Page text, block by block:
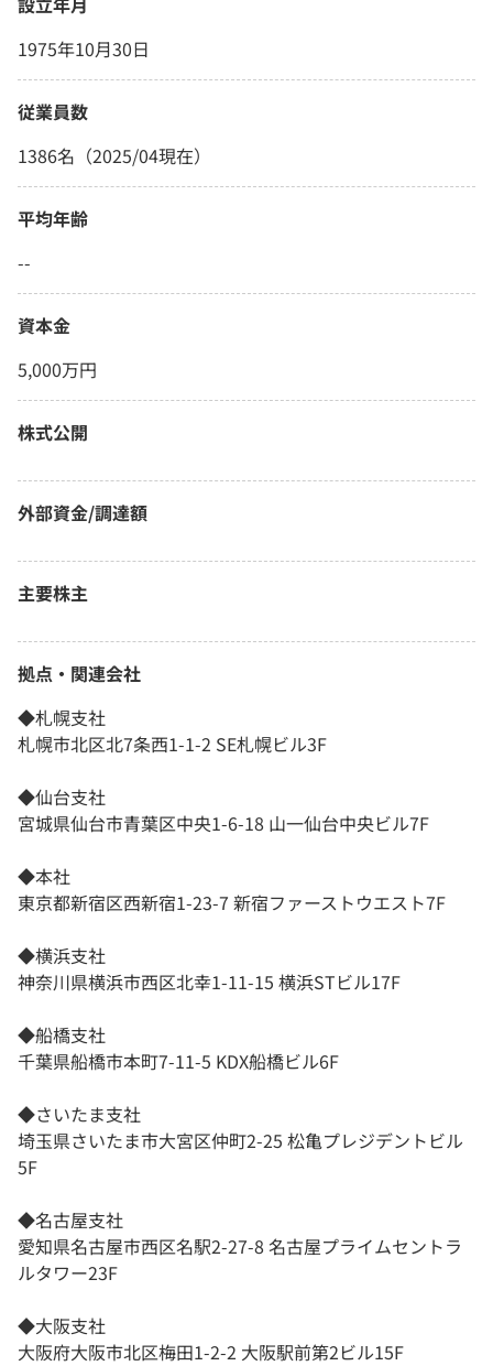
1975年10月30日
従業員数
1386名（2025/04現在）
平均年齢
--
資本金
5,000万円
株式公開
外部資金/調達額
主要株主
拠点・関連会社
◆札幌支社
札幌市北区北7条西1-1-2 SE札幌ビル3F
◆仙台支社
宮城県仙台市青葉区中央1-6-18 山一仙台中央ビル7F
◆本社
東京都新宿区西新宿1-23-7 新宿ファーストウエスト7F
◆横浜支社
神奈川県横浜市西区北幸1-11-15 横浜STビル17F
◆船橋支社
千葉県船橋市本町7-11-5 KDX船橋ビル6F
◆さいたま支社
埼玉県さいたま市大宮区仲町2-25 松亀プレジデントビル
5F
◆名古屋支社
愛知県名古屋市西区名駅2-27-8 名古屋プライムセントラ
ルタワー23F
◆大阪支社
大阪府大阪市北区梅田1-2-2 大阪駅前第2ビル15F